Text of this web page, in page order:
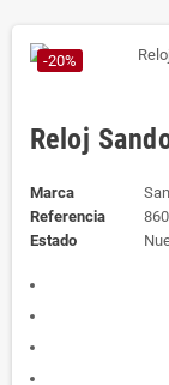
-20%
Reloj
Marca
Referencia
Estado